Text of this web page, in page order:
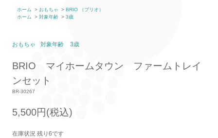
ホーム > おもちゃ > BRIO （ブリオ）
ホーム
> 対象年齢 > 3歳
おもちゃ 対象年齢 3歳
BRIO マイホームタウン ファームトレイ
ンセット
BR-30267
5,500円(税込)
在庫状況 残り6です